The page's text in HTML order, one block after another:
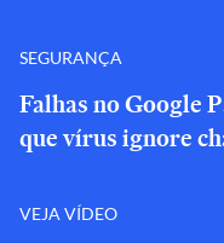
SEGURANÇA
Falhas no Google
que vírus ignore
VEJA VÍDEO